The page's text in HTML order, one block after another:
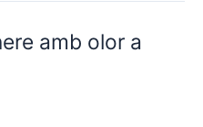
amb olor a